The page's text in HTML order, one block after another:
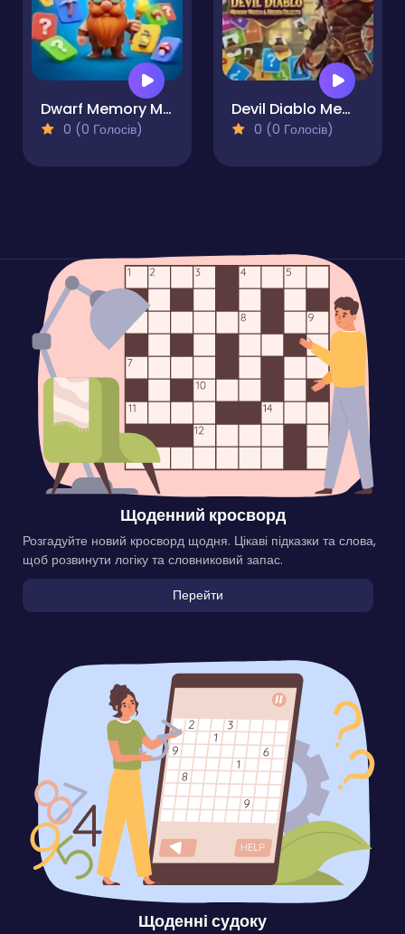
Dwarf Memory Match
0 (0 Голосів)
Devil Diablo Memory Match & Hidden Objects
0 (0 Голосів)
Щоденний кросворд
Розгадуйте новий кросворд щодня. Цікаві підказки та слова,
щоб розвинути логіку та словниковий запас.
Перейти
Щоденні судоку